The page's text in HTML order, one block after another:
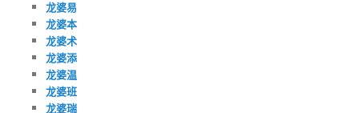
龙婆易
龙婆本
龙婆术
龙婆添
龙婆温
龙婆班
龙婆瑞